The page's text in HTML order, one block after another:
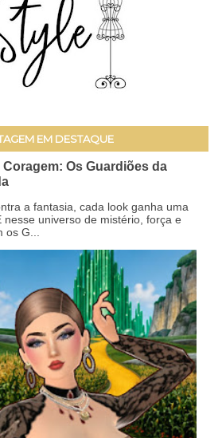
EM DESTAQUE
Os Guardiões da
a fantasia, cada look ganha uma
nesse universo de mistério, força e
G...